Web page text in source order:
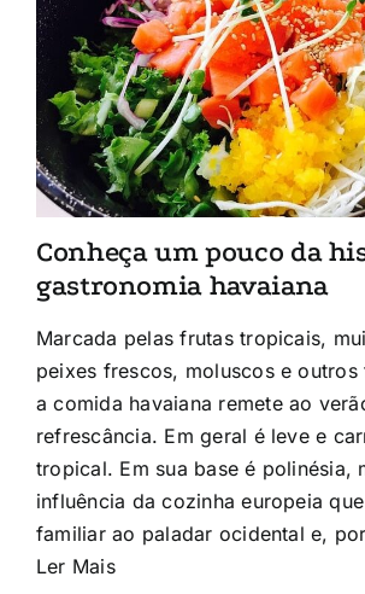
Conheça um pouco da
gastronomia havaiana
Marcada pelas frutas tropicais,
peixes frescos, moluscos e outros
a comida havaiana remete ao
refrescância. Em geral é leve e
tropical. Em sua base é polinésia,
influência da cozinha europeia
familiar ao paladar ocidental e,
Ler Mais